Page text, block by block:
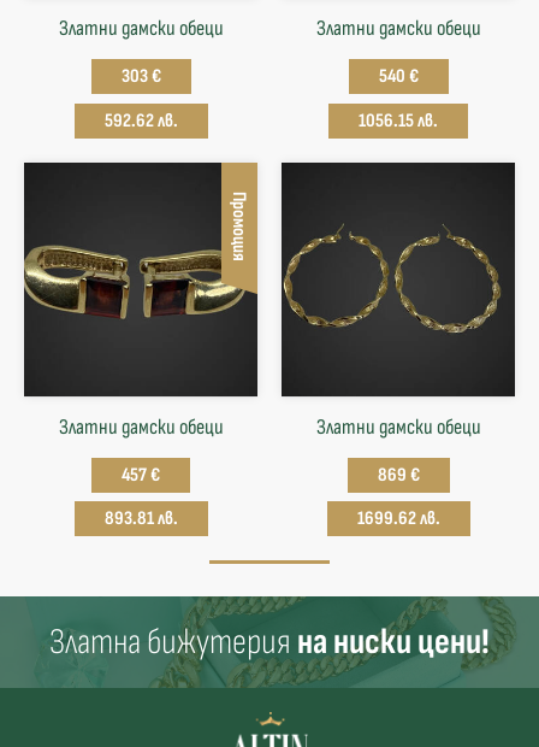
Златни дамски обеци
303 €
592.62 лв.
Златни дамски обеци
540 €
1056.15 лв.
Промоция
Златни дамски обеци
457 €
893.81 лв.
Златни дамски обеци
869 €
1699.62 лв.
Златна бижутерия на ниски цени!